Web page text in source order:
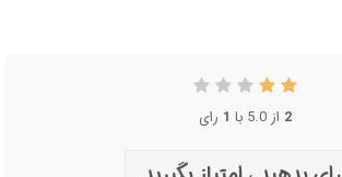
2 از 5.0 با 1 رای